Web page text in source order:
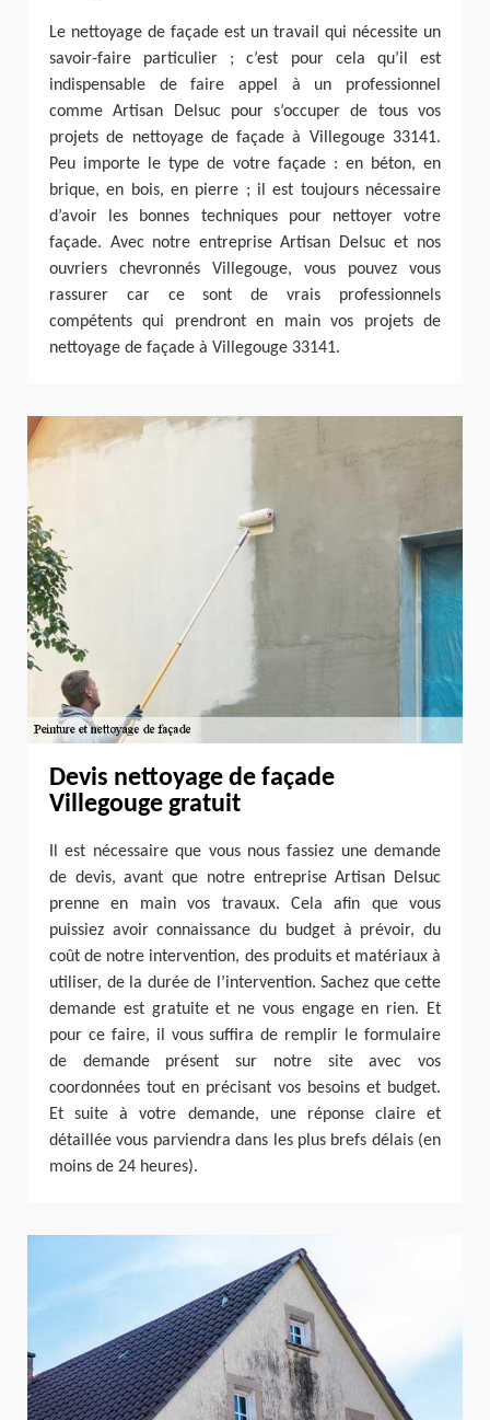
Le nettoyage de façade est un travail qui nécessite un
savoir-faire particulier ; c’est pour cela qu’il est
indispensable de faire appel à un professionnel
comme Artisan Delsuc pour s’occuper de tous vos
projets de nettoyage de façade à Villegouge 33141.
Peu importe le type de votre façade : en béton, en
brique, en bois, en pierre ; il est toujours nécessaire
d’avoir les bonnes techniques pour nettoyer votre
façade. Avec notre entreprise Artisan Delsuc et nos
ouvriers chevronnés Villegouge, vous pouvez vous
rassurer car ce sont de vrais professionnels
compétents qui prendront en main vos projets de
nettoyage de façade à Villegouge 33141.
Devis nettoyage de façade
Villegouge gratuit
Il est nécessaire que vous nous fassiez une demande
de devis, avant que notre entreprise Artisan Delsuc
prenne en main vos travaux. Cela afin que vous
puissiez avoir connaissance du budget à prévoir, du
coût de notre intervention, des produits et matériaux à
utiliser, de la durée de l’intervention. Sachez que cette
demande est gratuite et ne vous engage en rien. Et
pour ce faire, il vous suffira de remplir le formulaire
de demande présent sur notre site avec vos
coordonnées tout en précisant vos besoins et budget.
Et suite à votre demande, une réponse claire et
détaillée vous parviendra dans les plus brefs délais (en
moins de 24 heures).